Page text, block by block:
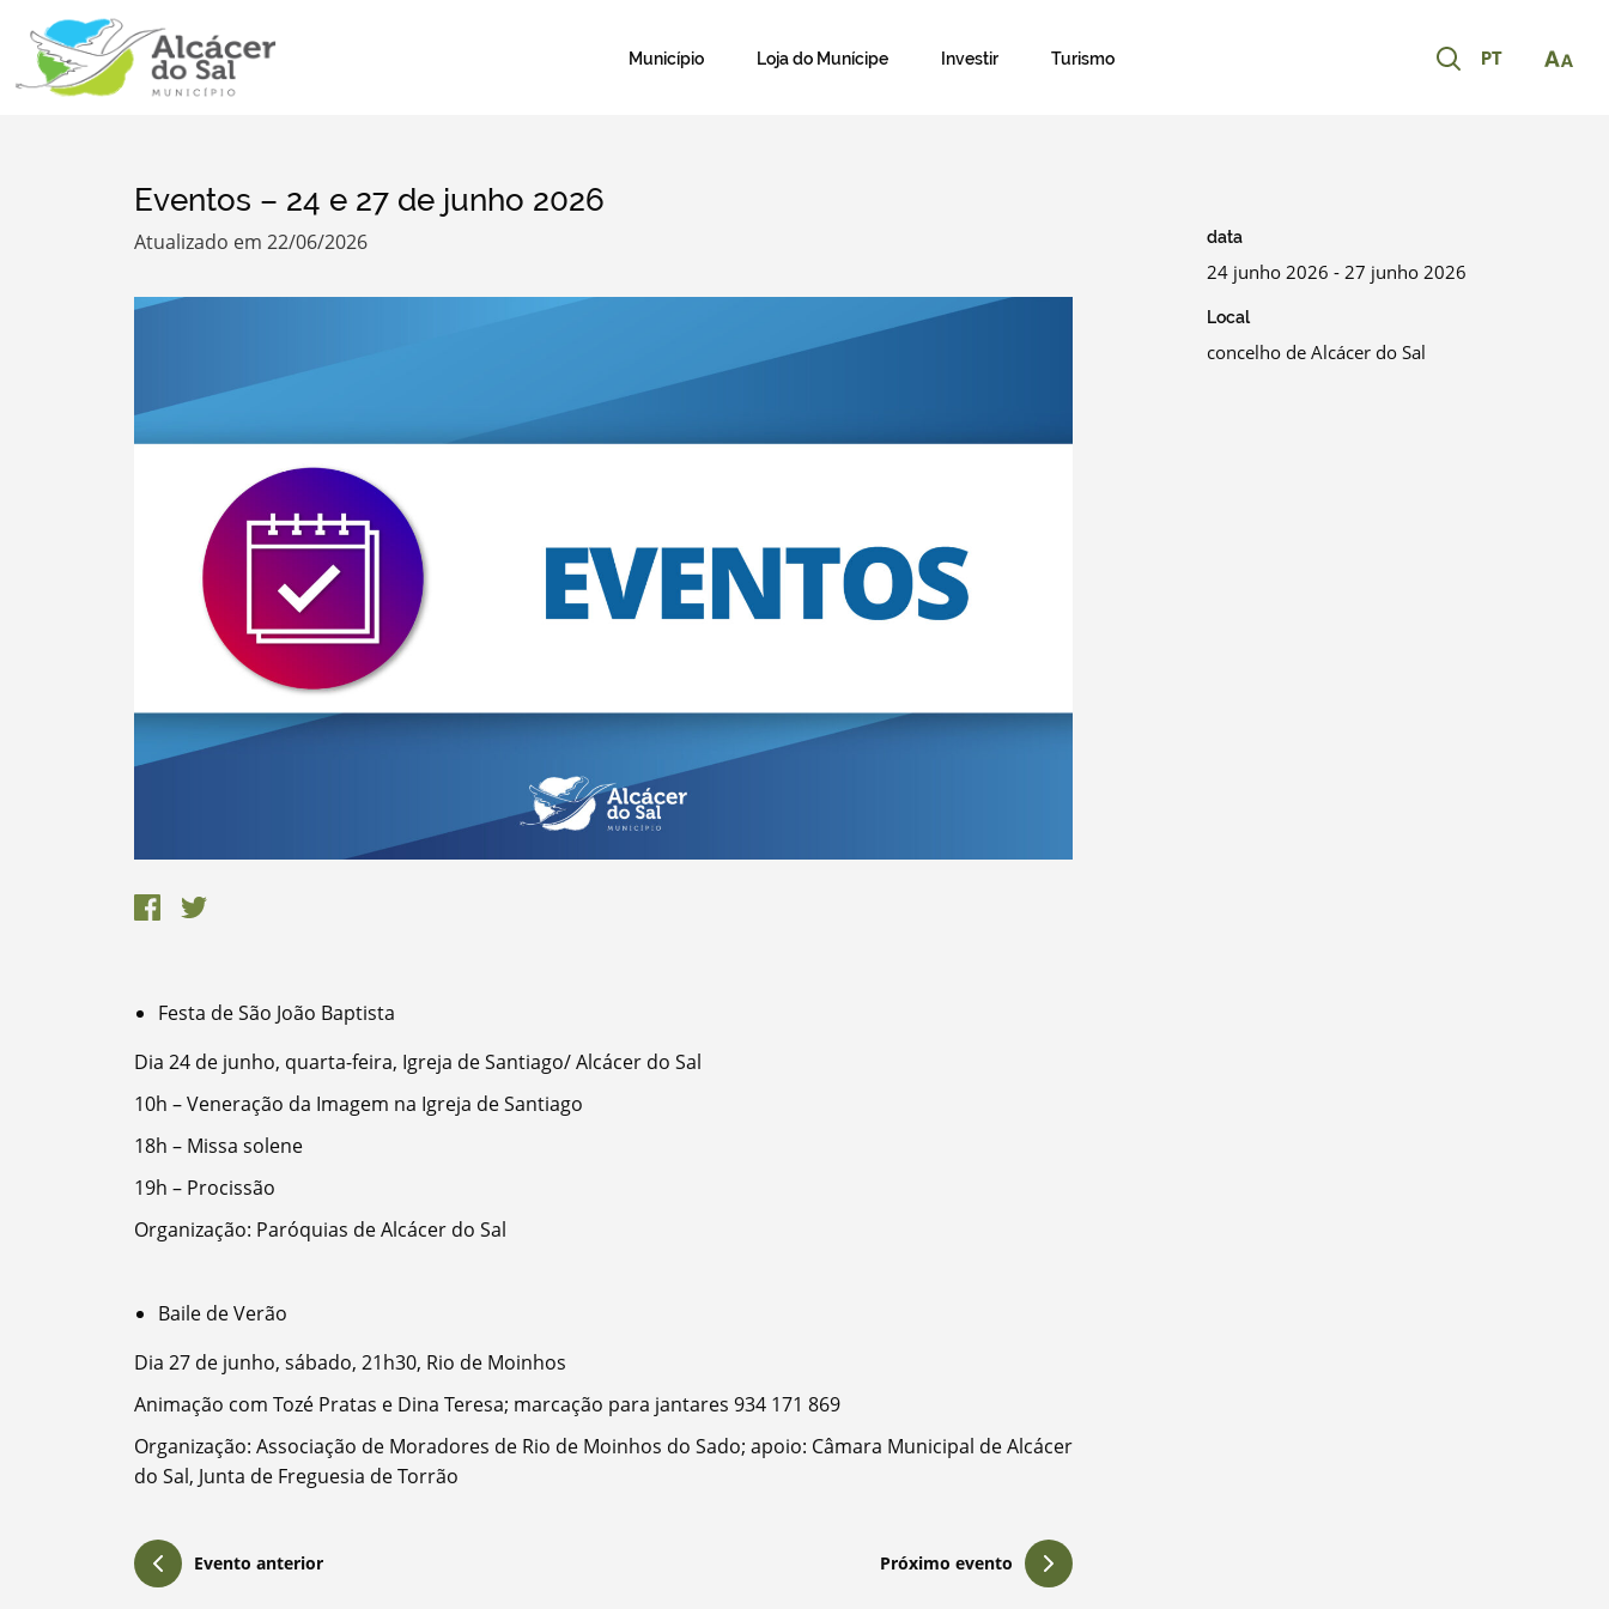
Município Loja do Munícipe Investir Turismo PT
Categorias
Filtros
Eventos – 24 e 27 de junho 2026
Atualizado em 22/06/2026
Festa de São João Baptista
Dia 24 de junho, quarta-feira, Igreja de Santiago/ Alcácer do Sal
10h – Veneração da Imagem na Igreja de Santiago
18h – Missa solene
19h – Procissão
Organização: Paróquias de Alcácer do Sal
Baile de Verão
Dia 27 de junho, sábado, 21h30, Rio de Moinhos
Animação com Tozé Pratas e Dina Teresa; marcação para jantares 934 171 869
Organização: Associação de Moradores de Rio de Moinhos do Sado; apoio: Câmara Municipal de Alcácer
do Sal, Junta de Freguesia de Torrão
Evento anterior Próximo evento
data
24 junho 2026 - 27 junho 2026
Local
concelho de Alcácer do Sal